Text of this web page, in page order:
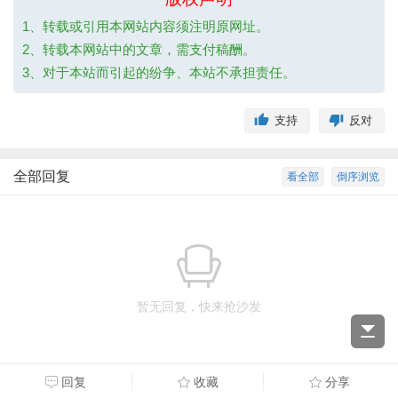
1、转载或引用本网站内容须注明原网址。
2、转载本网站中的文章，需支付稿酬。
3、对于本站而引起的纷争、本站不承担责任。
反对
支持
倒序浏览
看全部
全部回复
暂无回复，快来抢沙发
回复 收藏 分享